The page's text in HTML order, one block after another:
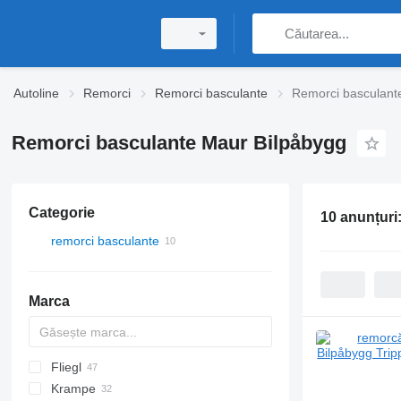
Autoline Remorci Remorci basculante Remorci
Remorci basculante Maur Bilpåbygg
Categorie
remorci basculante
Marca
HTS
PS
Brevis
Gigant
E
TA
4260
BPA
PT
Debon
Cargos
HW
DURUS
TDK
Fliegl
ASW
HW
819
HUK
HAR
D-series
Krampe
10 anunțuri: